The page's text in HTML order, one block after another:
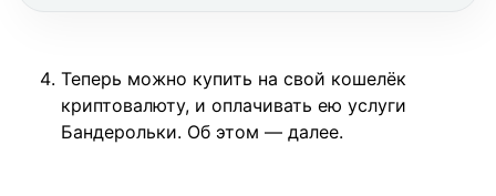
Теперь можно купить на свой кошелёк
криптовалюту, и оплачивать ею услуги
Бандерольки. Об этом — далее.